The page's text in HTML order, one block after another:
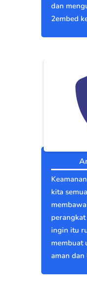
dan
2embed
kita
ingin itu
membuat
aman